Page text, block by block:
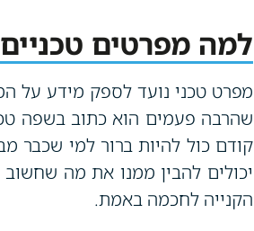
למה מפרטים
מפרט טכני נועד לספק מידע על
שהרבה פעמים הוא כתוב בשפה
קודם כול להיות ברור למי שכבר
יכולים להבין ממנו את מה
הקנייה לחכמה באמת.